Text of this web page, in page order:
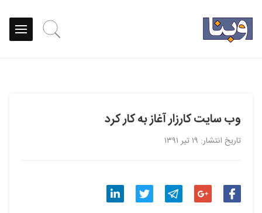
وب سایت کارزار آغاز به کار کرد
تاریخ انتشار: ۱۹ تیر ۱۳۹۱